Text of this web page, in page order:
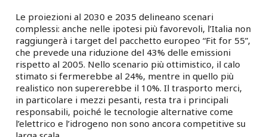
Le proiezioni al 2030 e 2035 delineano scenari
complessi: anche nelle ipotesi più favorevoli, l’Italia non
raggiungerà i target del pacchetto europeo “Fit for 55”,
che prevede una riduzione del 43% delle emissioni
rispetto al 2005. Nello scenario più ottimistico, il calo
stimato si fermerebbe al 24%, mentre in quello più
realistico non supererebbe il 10%. Il trasporto merci,
in particolare i mezzi pesanti, resta tra i principali
responsabili, poiché le tecnologie alternative come
l’elettrico e l’idrogeno non sono ancora competitive su